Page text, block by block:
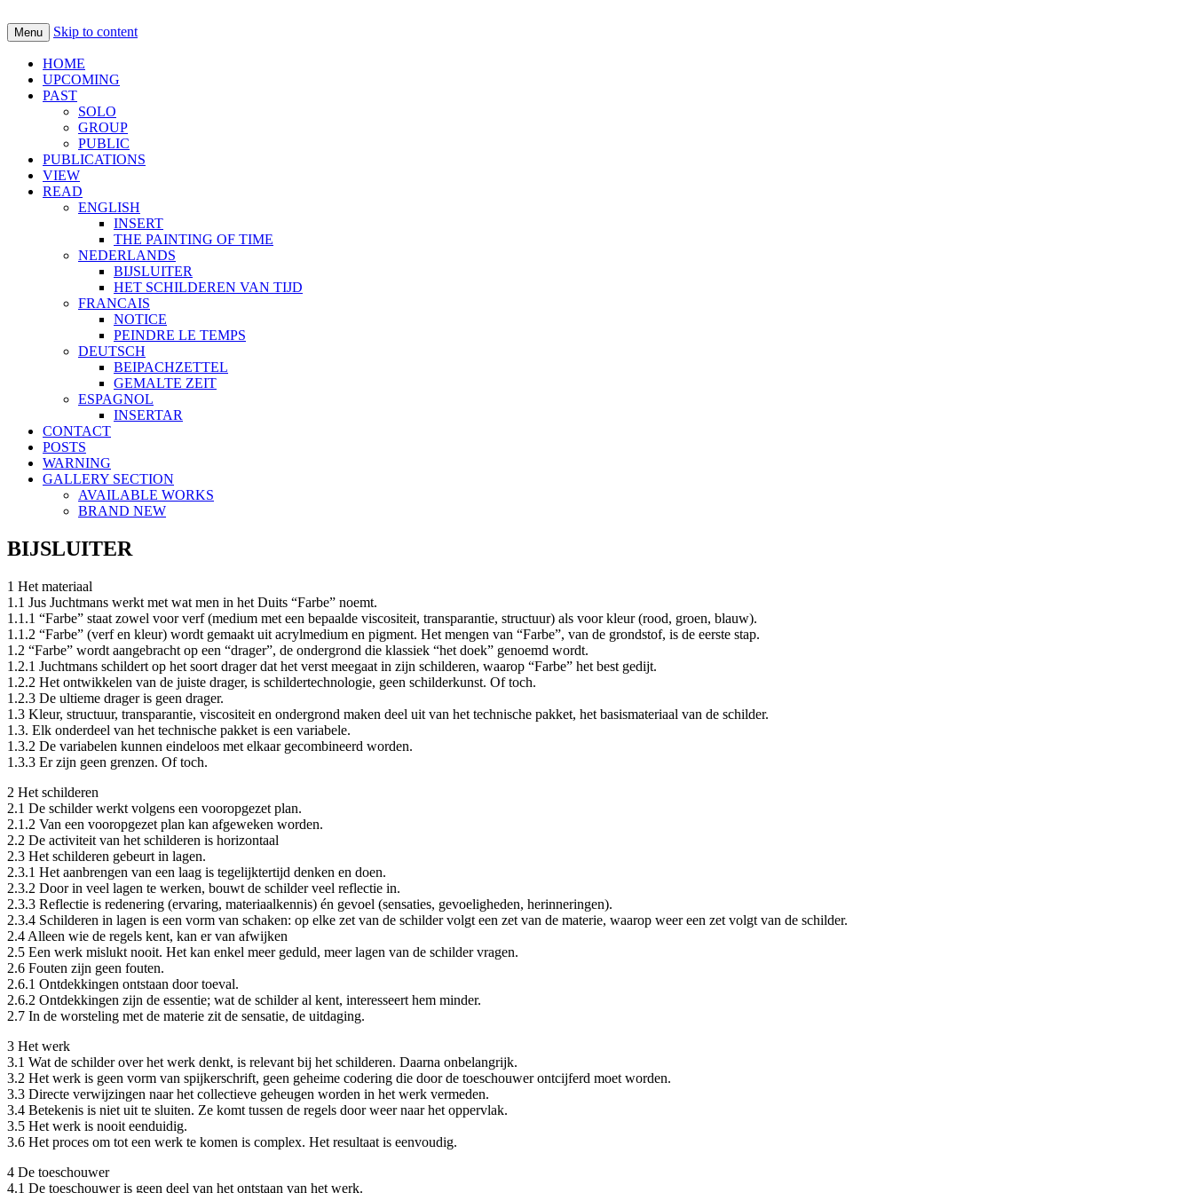
jus juchtmans
Menu Skip to content
HOME
UPCOMING
PAST
SOLO
GROUP
PUBLIC
PUBLICATIONS
VIEW
READ
ENGLISH
INSERT
THE PAINTING OF TIME
NEDERLANDS
BIJSLUITER
HET SCHILDEREN VAN TIJD
FRANCAIS
NOTICE
PEINDRE LE TEMPS
DEUTSCH
BEIPACHZETTEL
GEMALTE ZEIT
ESPAGNOL
INSERTAR
CONTACT
POSTS
WARNING
GALLERY SECTION
AVAILABLE WORKS
BRAND NEW
BIJSLUITER
1 Het materiaal
1.1 Jus Juchtmans werkt met wat men in het Duits “Farbe” noemt.
1.1.1 “Farbe” staat zowel voor verf (medium met een bepaalde viscositeit, transparantie, structuur) als voor kleur (rood, groen, blauw).
1.1.2 “Farbe” (verf en kleur) wordt gemaakt uit acrylmedium en pigment. Het mengen van “Farbe”, van de grondstof, is de eerste stap.
1.2 “Farbe” wordt aangebracht op een “drager”, de ondergrond die klassiek “het doek” genoemd wordt.
1.2.1 Juchtmans schildert op het soort drager dat het verst meegaat in zijn schilderen, waarop “Farbe” het best gedijt.
1.2.2 Het ontwikkelen van de juiste drager, is schildertechnologie, geen schilderkunst. Of toch.
1.2.3 De ultieme drager is geen drager.
1.3 Kleur, structuur, transparantie, viscositeit en ondergrond maken deel uit van het technische pakket, het basismateriaal van de schilder.
1.3. Elk onderdeel van het technische pakket is een variabele.
1.3.2 De variabelen kunnen eindeloos met elkaar gecombineerd worden.
1.3.3 Er zijn geen grenzen. Of toch.
2 Het schilderen
2.1 De schilder werkt volgens een vooropgezet plan.
2.1.2 Van een vooropgezet plan kan afgeweken worden.
2.2 De activiteit van het schilderen is horizontaal
2.3 Het schilderen gebeurt in lagen.
2.3.1 Het aanbrengen van een laag is tegelijktertijd denken en doen.
2.3.2 Door in veel lagen te werken, bouwt de schilder veel reflectie in.
2.3.3 Reflectie is redenering (ervaring, materiaalkennis) én gevoel (sensaties, gevoeligheden, herinneringen).
2.3.4 Schilderen in lagen is een vorm van schaken: op elke zet van de schilder volgt een zet van de materie, waarop weer een zet volgt van de schilder.
2.4 Alleen wie de regels kent, kan er van afwijken
2.5 Een werk mislukt nooit. Het kan enkel meer geduld, meer lagen van de schilder vragen.
2.6 Fouten zijn geen fouten.
2.6.1 Ontdekkingen ontstaan door toeval.
2.6.2 Ontdekkingen zijn de essentie; wat de schilder al kent, interesseert hem minder.
2.7 In de worsteling met de materie zit de sensatie, de uitdaging.
3 Het werk
3.1 Wat de schilder over het werk denkt, is relevant bij het schilderen. Daarna onbelangrijk.
3.2 Het werk is geen vorm van spijkerschrift, geen geheime codering die door de toeschouwer ontcijferd moet worden.
3.3 Directe verwijzingen naar het collectieve geheugen worden in het werk vermeden.
3.4 Betekenis is niet uit te sluiten. Ze komt tussen de regels door weer naar het oppervlak.
3.5 Het werk is nooit eenduidig.
3.6 Het proces om tot een werk te komen is complex. Het resultaat is eenvoudig.
4 De toeschouwer
4.1 De toeschouwer is geen deel van het ontstaan van het werk.